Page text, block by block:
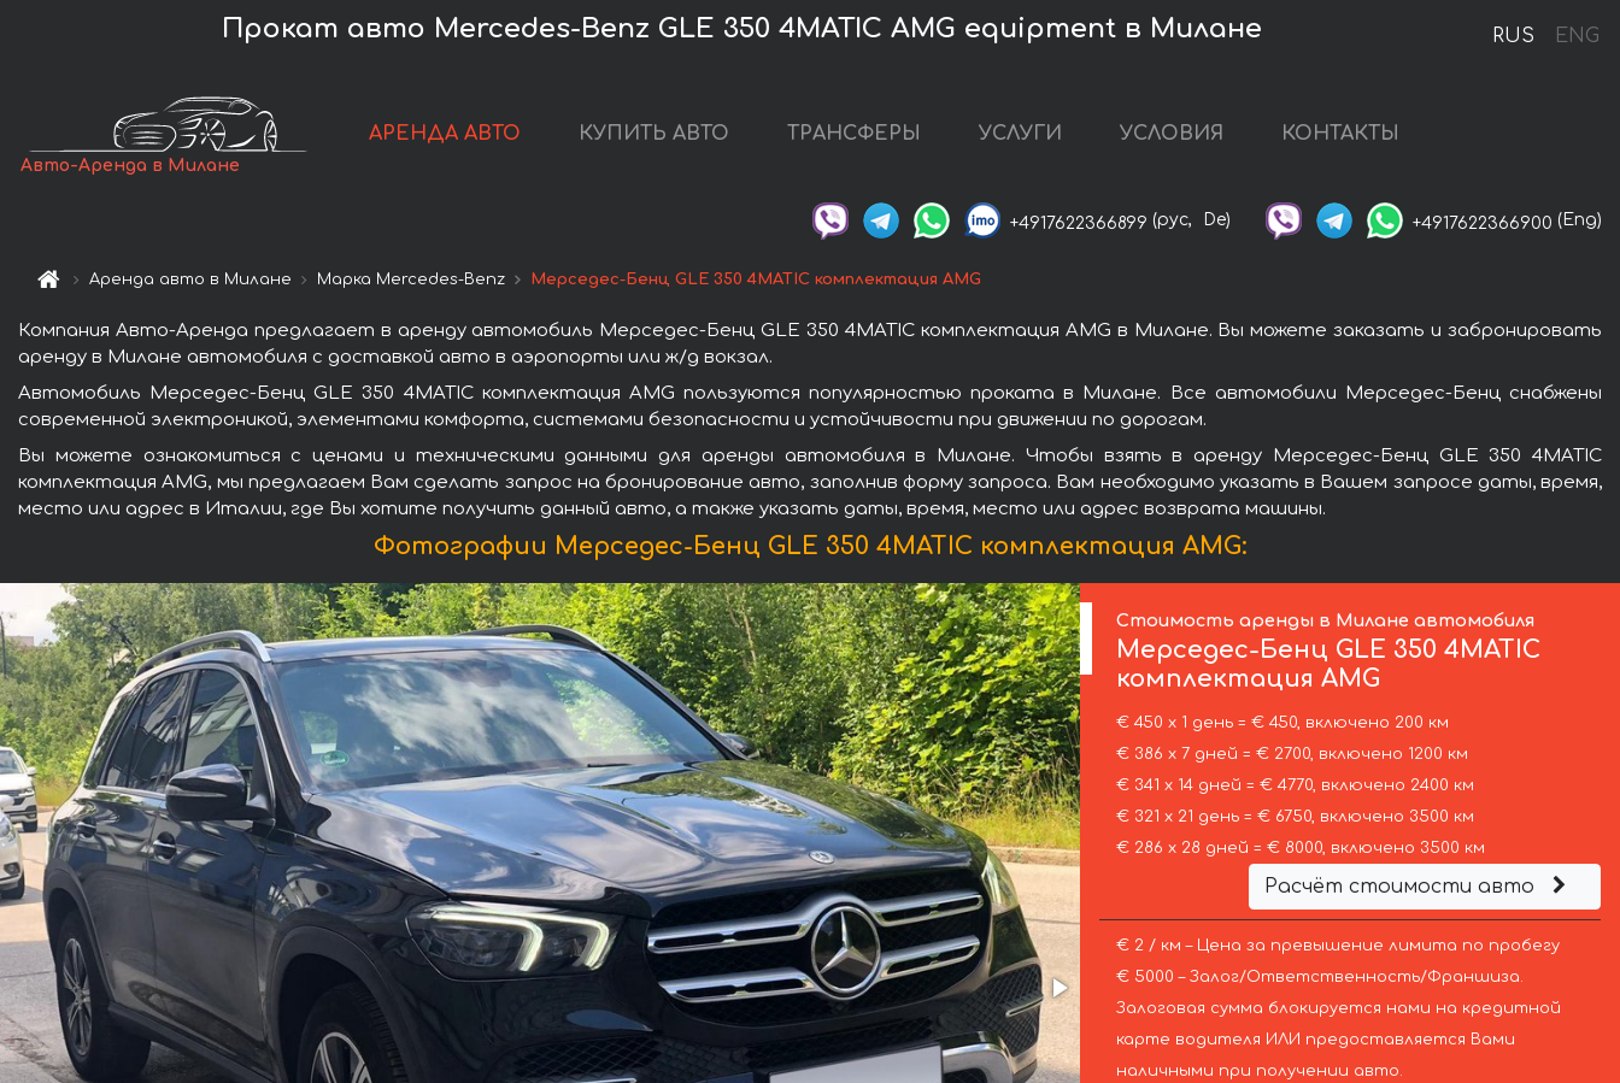
RUS ENG
Прокат авто Mercedes-Benz GLE 350 4MATIC AMG equipment в Милане
Авто-Аренда в Милане
АРЕНДА АВТО КУПИТЬ АВТО ТРАНСФЕРЫ УСЛУГИ УСЛОВИЯ КОНТАКТЫ
+4917622366899 (рус, De) +4917622366900 (Eng)
Аренда авто в Милане Марка Mercedes-Benz Мерседес-Бенц GLE 350 4MATIC комплектация AMG
Компания Авто-Аренда предлагает в аренду автомобиль Мерседес-Бенц GLE 350 4MATIC комплектация AMG в Милане. Вы можете заказать и забронировать
аренду в Милане автомобиля с доставкой авто в аэропорты или ж/д вокзал.
Автомобиль Мерседес-Бенц GLE 350 4MATIC комплектация AMG пользуются популярностью проката в Милане. Все автомобили Мерседес-Бенц снабжены
современной электроникой, элементами комфорта, системами безопасности и устойчивости при движении по дорогам.
Вы можете ознакомиться с ценами и техническими данными для аренды автомобиля в Милане. Чтобы взять в аренду Мерседес-Бенц GLE 350 4MATIC
комплектация AMG, мы предлагаем Вам сделать запрос на бронирование авто, заполнив форму запроса. Вам необходимо указать в Вашем запросе даты, время,
место или адрес в Италии, где Вы хотите получить данный авто, а также указать даты, время, место или адрес возврата машины.
Фотографии Мерседес-Бенц GLE 350 4MATIC комплектация AMG:
Стоимость аренды в Милане автомобиля
Мерседес-Бенц GLE 350 4MATIC
комплектация AMG
€ 450 х 1 день = € 450, включено 200 км
€ 386 х 7 дней = € 2700, включено 1200 км
€ 341 х 14 дней = € 4770, включено 2400 км
€ 321 х 21 день = € 6750, включено 3500 км
€ 286 х 28 дней = € 8000, включено 3500 км
Расчёт стоимости авто
€ 2 / км – Цена за превышение лимита по пробегу
€ 5000 – Залог/Ответственность/Франшиза.
Залоговая сумма блокируется нами на кредитной
карте водителя ИЛИ предоставляется Вами
наличными при получении авто.